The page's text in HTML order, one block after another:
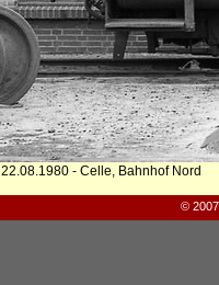
22.08.1980 - Celle, Bahnhof Nord
©